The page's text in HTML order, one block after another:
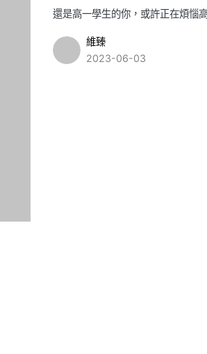
還是高一學生的你，或許正在煩惱
維臻
2023-06-03